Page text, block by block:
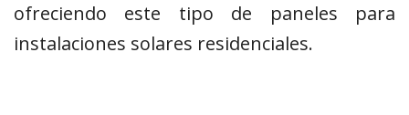
ofreciendo este tipo de paneles para
instalaciones solares residenciales.